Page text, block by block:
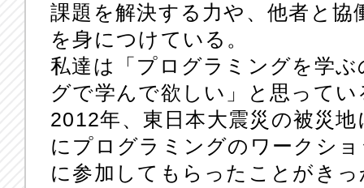
課題を解決する力や、他者と
を身につけている。
私達は「プログラミングを学
グで学んで欲しい」と思ってい
2012年、東日本大震災の被災
にプログラミングのワークシ
に参加してもらったことがき